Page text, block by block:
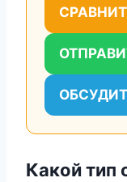
Какой тип